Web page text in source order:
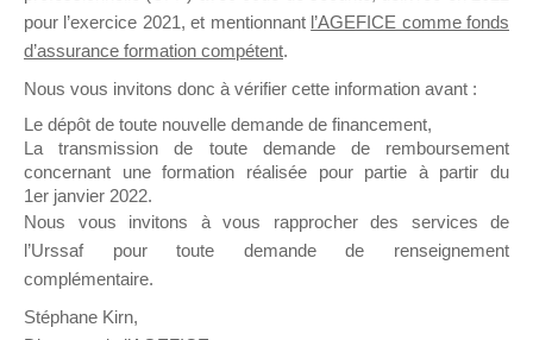
Ce groupe est destiné aux Organismes de
Formation qui souhaitent répondre à l’Appel à
Propositions Mallette du Dirigeant.
sur lequel il est possible de laisser un message
ou poser une question.
NB : Il est nécessaire d’être
pouvoir rejoindre ce groupe
pour l’exercice 2021, et mentionnant l’AGEFICE comme fonds
d’assurance formation compétent.
Nous vous invitons donc à vérifier cette information avant :
Le dépôt de toute nouvelle demande de financement,
La transmission de toute demande de remboursement
concernant une formation réalisée pour partie à partir du
1er janvier 2022.
Nous vous invitons à vous rapprocher des services de
l’Urssaf pour toute demande de renseignement
complémentaire.
Stéphane Kirn,